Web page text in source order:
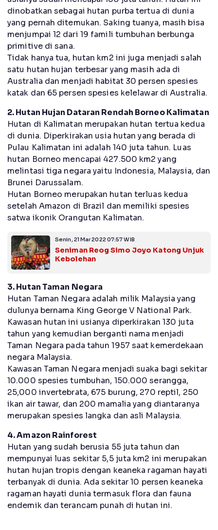
dinobatkan sebagai hutan purba tertua di dunia
yang pernah ditemukan. Saking tuanya, masih bisa
menjumpai 12 dari 19 famili tumbuhan berbunga
primitive di sana.
Tidak hanya tua, hutan km2 ini juga menjadi salah
satu hutan hujan terbesar yang masih ada di
Australia dan menjadi habitat 30 persen spesies
katak dan 65 persen spesies kelelawar di Australia.
2. Hutan Hujan Dataran Rendah Borneo Kalimatan
Hutan di Kalimatan merupakan hutan tertua kedua
di dunia. Diperkirakan usia hutan yang berada di
Pulau Kalimatan ini adalah 140 juta tahun. Luas
hutan Borneo mencapai 427.500 km2 yang
melintasi tiga negara yaitu Indonesia, Malaysia, dan
Brunei Darussalam.
Hutan Borneo merupakan hutan terluas kedua
setelah Amazon di Brazil dan memiliki spesies
satwa ikonik Orangutan Kalimatan.
Senin, 21 Mar 2022 07:57 WIB
Seniman Reog Simo Joyo Katong Unjuk
Kebolehan
3. Hutan Taman Negara
Hutan Taman Negara adalah milik Malaysia yang
dulunya bernama King George V National Park.
Kawasan hutan ini usianya diperkirakan 130 juta
tahun yang kemudian berganti nama menjadi
Taman Negara pada tahun 1957 saat kemerdekaan
negara Malaysia.
Kawasan Taman Negara menjadi suaka bagi sekitar
10.000 spesies tumbuhan, 150.000 serangga,
25,000 invertebrata, 675 burung, 270 reptil, 250
ikan air tawar, dan 200 mamalia yang diantaranya
merupakan spesies langka dan asli Malaysia.
4. Amazon Rainforest
Hutan yang sudah berusia 55 juta tahun dan
mempunyai luas sekitar 5,5 juta km2 ini merupakan
hutan hujan tropis dengan keaneka ragaman hayati
terbanyak di dunia. Ada sekitar 10 persen keaneka
ragaman hayati dunia termasuk flora dan fauna
endemik dan terancam punah di hutan ini.